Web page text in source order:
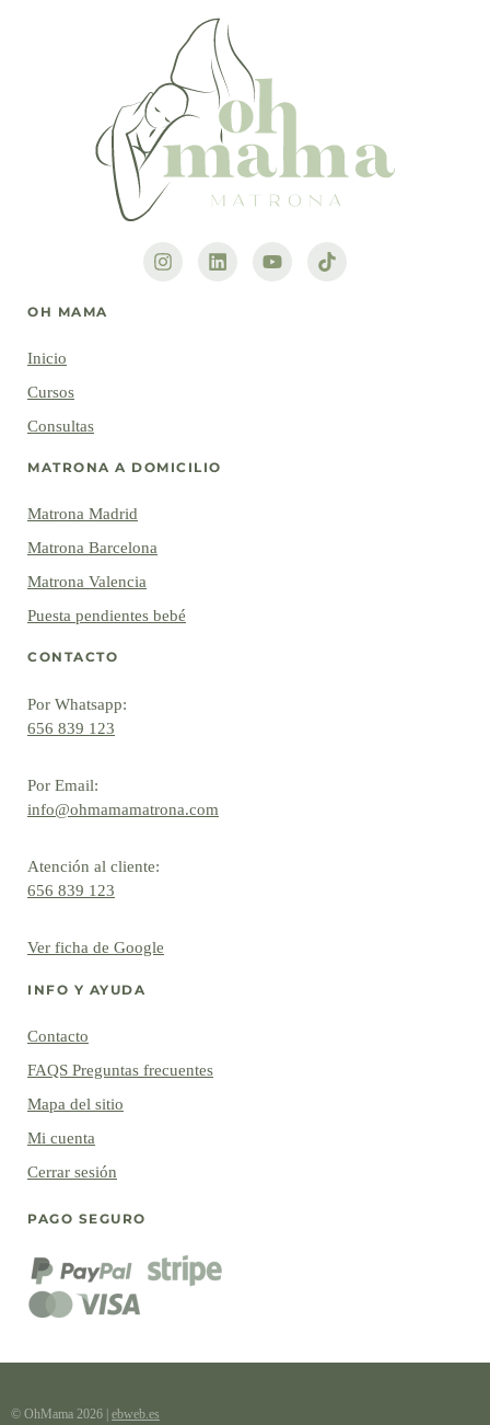
OH MAMA
Inicio
Cursos
Consultas
MATRONA A DOMICILIO
Matrona Madrid
Matrona Barcelona
Matrona Valencia
Puesta pendientes bebé
CONTACTO
Por Whatsapp:
656 839 123
Por Email:
info@ohmamamatrona.com
Atención al cliente:
656 839 123
Ver ficha de Google
INFO Y AYUDA
Contacto
FAQS Preguntas frecuentes
Mapa del sitio
Mi cuenta
Cerrar sesión
PAGO SEGURO
© OhMama 2026 ebweb.es